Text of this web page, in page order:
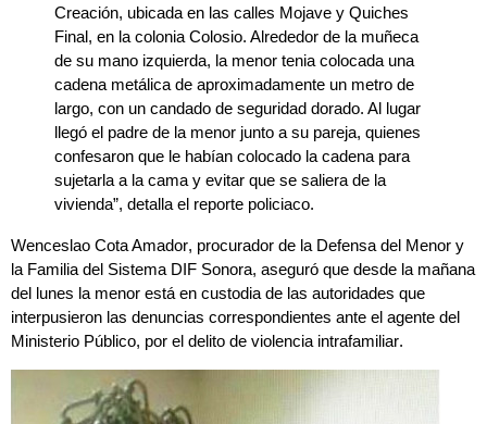
Creación, ubicada en las calles Mojave y Quiches
Final, en lacolonia Colosio. Alrededor de la muñeca
de su mano izquierda, la menor tenia colocada una
cadena metálica de aproximadamente un metro de
largo, con un candado de seguridad dorado. Al lugar
llegó el padre de la menor junto a su pareja, quienes
confesaron que le habían colocado la cadena para
sujetarla a lacamay evitar que se saliera de la
vivienda”, detalla el reporte policiaco.
Wenceslao Cota Amador, procurador de la Defensa del Menor y
la Familia del Sistema DIF Sonora, aseguró que desde la mañana
del lunes la menor está en custodia de las autoridades que
interpusieron las denuncias correspondientes ante el agente del
Ministerio Público, por el delito de violencia intrafamiliar.